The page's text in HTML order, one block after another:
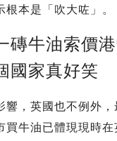
本是「吹大咗」。
磚牛油索價
國家真好笑
響，英國也不例外
買牛油已體現現時在